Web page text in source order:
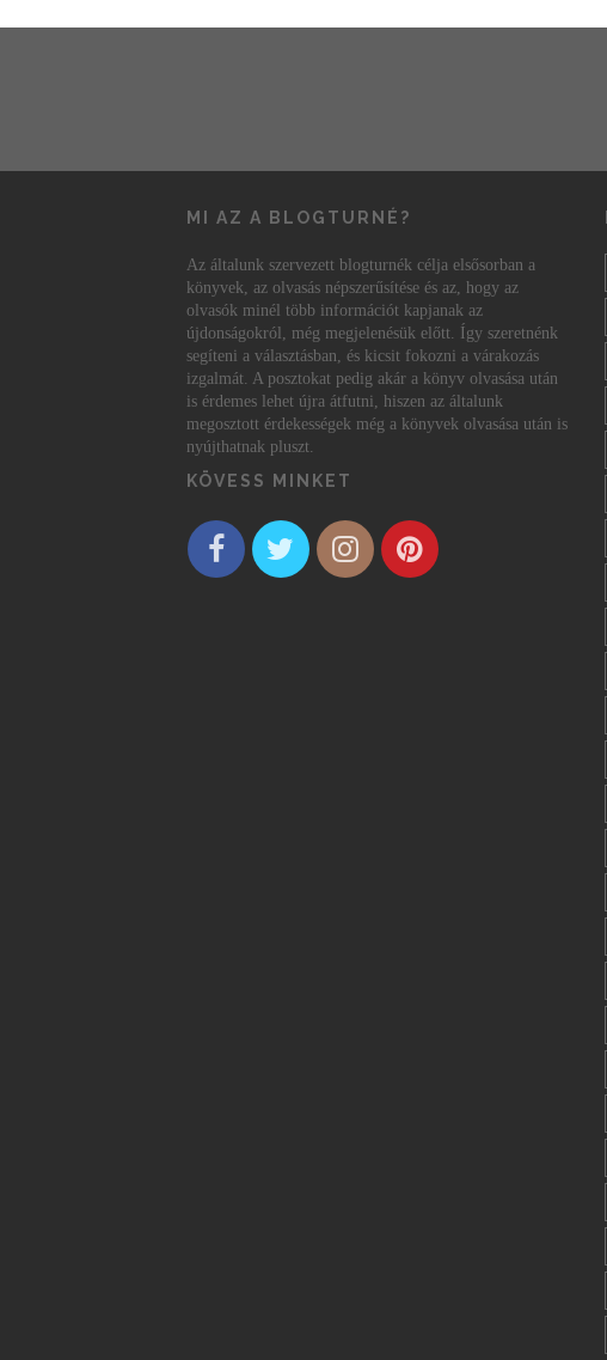
MI AZ A BLOGTURNÉ?
Az általunk szervezett blogturnék célja elsősorban a
könyvek, az olvasás népszerűsítése és az, hogy az
olvasók minél több információt kapjanak az
újdonságokról, még megjelenésük előtt. Így szeretnénk
segíteni a választásban, és kicsit fokozni a várakozás
izgalmát. A posztokat pedig akár a könyv olvasása után
is érdemes lehet újra átfutni, hiszen az általunk
megosztott érdekességek még a könyvek olvasása után is
nyújthatnak pluszt.
KÖVESS MINKET